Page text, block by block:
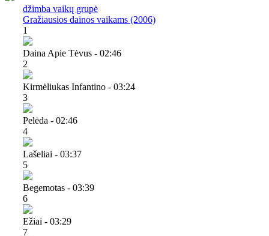
džimba vaikų grupė
Gražiausios dainos vaikams (2006)
1
Daina Apie Tėvus - 02:46
2
Kirmėliukas Infantino - 03:24
3
Pelėda - 02:46
4
Lašeliai - 03:37
5
Begemotas - 03:39
6
Ežiai - 03:29
7